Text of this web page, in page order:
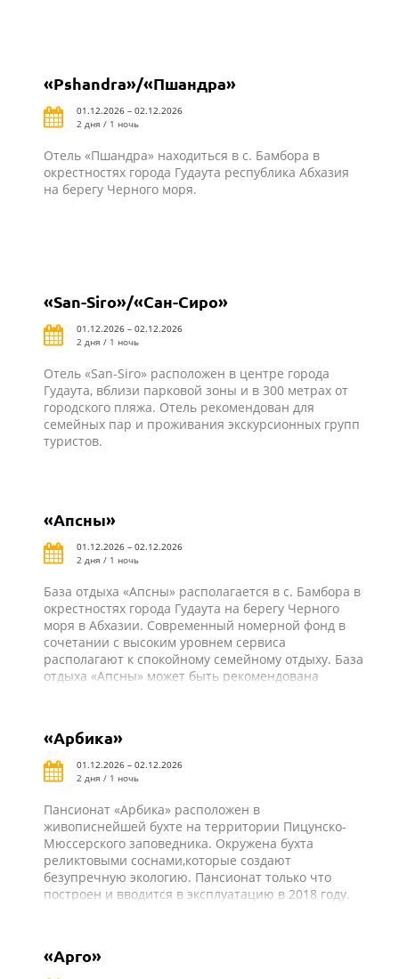
«Pshandra»/«Пшандра»
01.12.2026 – 02.12.2026
2 дня / 1 ночь
Отель «Пшандра» находиться в с. Бамбора в
окрестностях города Гудаута республика Абхазия
на берегу Черного моря.
«San-Siro»/«Сан-Сиро»
01.12.2026 – 02.12.2026
2 дня / 1 ночь
Отель «San-Siro» расположен в центре города
Гудаута, вблизи парковой зоны и в 300 метрах от
городского пляжа. Отель рекомендован для
семейных пар и проживания экскурсионных групп
туристов.
«Апсны»
01.12.2026 – 02.12.2026
2 дня / 1 ночь
База отдыха «Апсны» располагается в с. Бамбора в
окрестностях города Гудаута на берегу Черного
моря в Абхазии. Современный номерной фонд в
сочетании с высоким уровнем сервиса
располагают к спокойному семейному отдыху. База
отдыха «Апсны» может быть рекомендована
«Арбика»
01.12.2026 – 02.12.2026
2 дня / 1 ночь
Пансионат «Арбика» расположен в
живописнейшей бухте на территории Пицунско-
Мюссерского заповедника. Окружена бухта
реликтовыми соснами,которые создают
безупречную экологию. Пансионат только что
построен и вводится в эксплуатацию в 2018 году.
пунктов и удаленность от мегаполисов создают
«Арго»